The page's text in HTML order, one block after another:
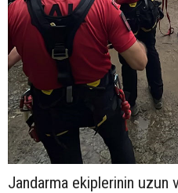
Jandarma ekiplerinin uzun